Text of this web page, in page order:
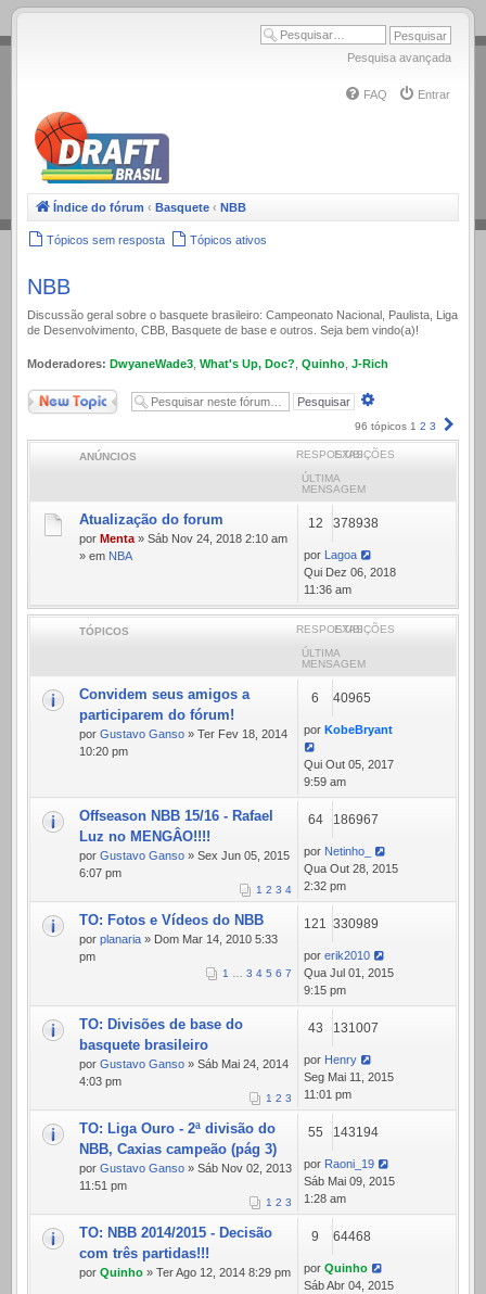
.
Pesquisa avançada
FAQ Entrar
Índice do fórum ‹ Basquete ‹ NBB
Tópicos sem resposta Tópicos ativos
NBB
Discussão geral sobre o basquete brasileiro: Campeonato Nacional, Paulista, Liga
de Desenvolvimento, CBB, Basquete de base e outros. Seja bem vindo(a)!
Moderadores: DwyaneWade3 What's Up, Doc? Quinho J-Rich
Novo Tópico
96 tópicos 1 2 3
ANÚNCIOS RESPOSTASEXIBIÇÕES
ÚLTIMA
MENSAGEM
Atualização do forum
por Menta » Sáb Nov 24, 2018 2:10 am
» em NBA
12 378938
por
Lagoa
Qui Dez 06, 2018
11:36 am
TÓPICOS RESPOSTASEXIBIÇÕES
ÚLTIMA
MENSAGEM
Convidem seus amigos a
participarem do fórum!
por Gustavo Ganso » Ter Fev 18, 2014
10:20 pm
6 40965
por KobeBryant
Qui Out 05, 2017
9:59 am
Offseason NBB 15/16 - Rafael
Luz no MENGÂO!!!!
por Gustavo Ganso » Sex Jun 05, 2015
6:07 pm
1 2 3 4
64 186967
por Netinho_
Qua Out 28, 2015
2:32 pm
TO: Fotos e Vídeos do NBB
por planaria » Dom Mar 14, 2010 5:33
pm
1 … 3 4 5 6 7
121 330989
por erik2010
Qua Jul 01, 2015
9:15 pm
TO: Divisões de base do
basquete brasileiro
por Gustavo Ganso » Sáb Mai 24, 2014
4:03 pm
1 2 3
43 131007
por Henry
Seg Mai 11, 2015
11:01 pm
TO: Liga Ouro - 2ª divisão do
NBB, Caxias campeão (pág 3)
por Gustavo Ganso » Sáb Nov 02, 2013
11:51 pm
1 2 3
55 143194
por Raoni_19
Sáb Mai 09, 2015
1:28 am
TO: NBB 2014/2015 - Decisão
com três partidas!!!
por Quinho » Ter Ago 12, 2014 8:29 pm
9 64468
por Quinho
Sáb Abr 04, 2015